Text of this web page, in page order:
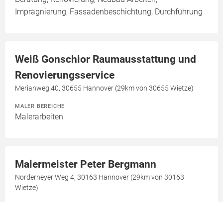
Imprägnierung, Fassadenbeschichtung, Durchführung
Weiß Gonschior Raumausstattung und
Renovierungsservice
Merianweg 40, 30655 Hannover (29km von 30655 Wietze)
MALER BEREICHE
Malerarbeiten
Malermeister Peter Bergmann
Norderneyer Weg 4, 30163 Hannover (29km von 30163
Wietze)